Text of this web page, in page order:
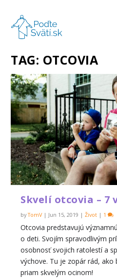
TAG: OTCOVIA
Skvelí otcovia – 7
byTomV| Jun 15, 2019 |Život | 1
Otcovia predstavujú
o deti. Svojím spravodlivým
osobnosť svojich ratolestí a
výchove. Tu je zopár rád,
priam skvelým ocinom!